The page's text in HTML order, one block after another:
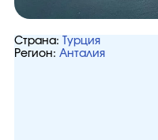
Страна:
Турция
Регион: Анталия